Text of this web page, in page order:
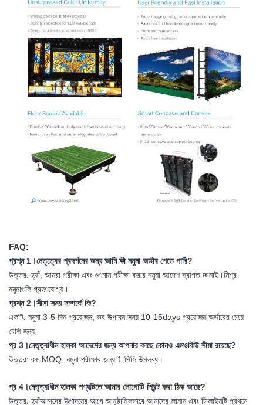
FAQ:
প্রশ্ন 1।নেতৃত্বের প্রদর্শনের জন্য আমি কী নমুনা অর্ডার পেতে পারি?
উত্তর: হ্যাঁ, আমরা পরীক্ষা এবং গুণমান পরীক্ষা করার নমুনা আদেশ স্বাগত জানাই।মিশ্র
নমুনাগুলি গ্রহণযোগ্য।
প্রশ্ন 2।সীসা সময় সম্পর্কে কি?
একটি: নমুনা 3-5 দিন প্রয়োজন, ভর উত্পাদন সময় 10-15days প্রয়োজন অর্ডারের চেয়ে
বেশি জন্য
প্র 3।নেতৃত্বাধীন হালকা আদেশের জন্য আপনার কাছে কোনও এমওকিউ সীমা রয়েছে?
উত্তর: কম MOQ, নমুনা পরীক্ষার জন্য 1 পিসি উপলব্ধ।
প্র 4।নেতৃত্বাধীন হালকা পণ্যটিতে আমার লোগোটি প্রিন্ট করা ঠিক আছে?
উত্তর: হ্যাঁআমাদের উত্পাদনের আগে আনুষ্ঠানিকভাবে আমাদের জানান এবং ডিজাইনটি প্রথমে